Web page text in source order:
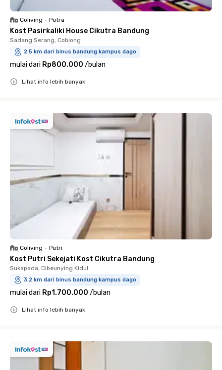
Coliving • Putra
Kost Pasirkaliki House Cikutra Bandung
Sadang Serang, Coblong
2.5 km dari binus bandung kampus dago
mulai dari Rp800.000 /bulan
Lihat info lebih banyak
Coliving • Putri
Kost Putri Sekejati Kost Cikutra Bandung
Sukapada, Cibeunying Kidul
3.2 km dari binus bandung kampus dago
mulai dari Rp1.700.000 /bulan
Lihat info lebih banyak